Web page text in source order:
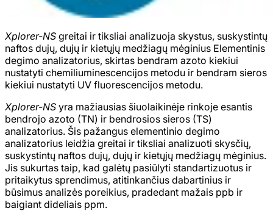
Xplorer-NS greitai ir tiksliai analizuoja skystus, suskystintų
naftos dujų, dujų ir kietųjų medžiagų mėginius Elementinis
degimo analizatorius, skirtas bendram azoto kiekiui
nustatyti chemiliuminescencijos metodu ir bendram sieros
kiekiui nustatyti UV fluorescencijos metodu.
Xplorer-NS yra mažiausias šiuolaikinėje rinkoje esantis
bendrojo azoto (TN) ir bendrosios sieros (TS)
analizatorius. Šis pažangus elementinio degimo
analizatorius leidžia greitai ir tiksliai analizuoti skysčių,
suskystintų naftos dujų, dujų ir kietųjų medžiagų mėginius.
Jis sukurtas taip, kad galėtų pasiūlyti standartizuotus ir
pritaikytus sprendimus, atitinkančius dabartinius ir
būsimus analizės poreikius, pradedant mažais ppb ir
baigiant dideliais ppm.